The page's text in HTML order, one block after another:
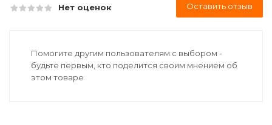
Нет оценок Оставить отзыв
Помогите другим пользователям с выбором -
будьте первым, кто поделится своим мнением об
этом товаре